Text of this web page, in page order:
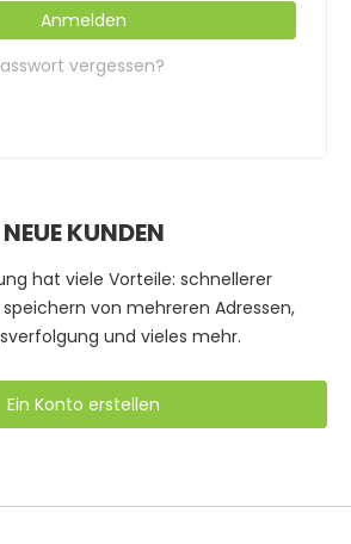
Anmelden
vergessen?
NEUE KUNDEN
hat viele Vorteile: schnellerer
von mehreren Adressen,
und vieles mehr.
Ein Konto erstellen